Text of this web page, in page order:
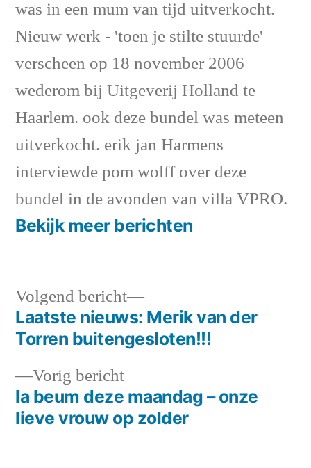
was in een mum van tijd uitverkocht.
Nieuw werk - 'toen je stilte stuurde'
verscheen op 18 november 2006
wederom bij Uitgeverij Holland te
Haarlem. ook deze bundel was meteen
uitverkocht. erik jan Harmens
interviewde pom wolff over deze
bundel in de avonden van villa VPRO.
Bekijk meer berichten
Bericht
navigatie
Vorig berichtVorig
bericht:
la beum deze maandag – onze
lieve vrouw op zolder
Volgend bericht
Volgend
bericht:
Laatste nieuws: Merik van der
Torren buitengesloten!!!